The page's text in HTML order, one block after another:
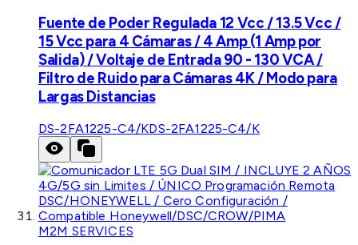
Fuente de Poder Regulada 12 Vcc / 13.5 Vcc /
15 Vcc para 4 Cámaras / 4 Amp (1 Amp por
Salida) / Voltaje de Entrada 90 - 130 VCA /
Filtro de Ruido para Cámaras 4K / Modo para
Largas Distancias
DS-2FA1225-C4/KDS-2FA1225-C4/K
M2M SERVICES